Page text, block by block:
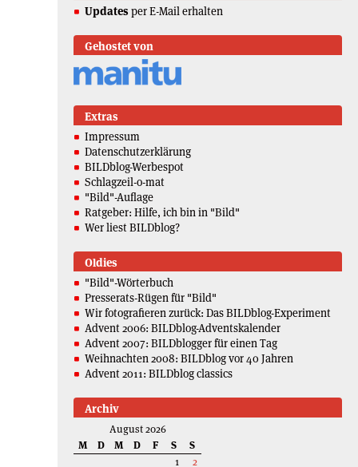
Updates per E-Mail erhalten
Gehostet von
Extras
Impressum
Datenschutzerklärung
BILDblog-Werbespot
Schlagzeil-o-mat
"Bild"-Auflage
Ratgeber: Hilfe, ich bin in "Bild"
Wer liest BILDblog?
Oldies
"Bild"-Wörterbuch
Presserats-Rügen für "Bild"
Wir fotografieren zurück: Das BILDblog-Experiment
Advent 2006: BILDblog-Adventskalender
Advent 2007: BILDblogger für einen Tag
Weihnachten 2008: BILDblog vor 40 Jahren
Advent 2011: BILDblog classics
Archiv
August 2026
M
D M D F S
S
1
2